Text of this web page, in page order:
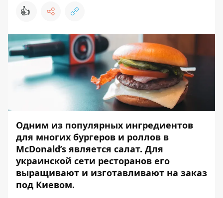
👍
Одним из популярных ингредиентов
для многих бургеров и роллов в
McDonald’s является салат. Для
украинской сети ресторанов его
выращивают и изготавливают на заказ
под Киевом.